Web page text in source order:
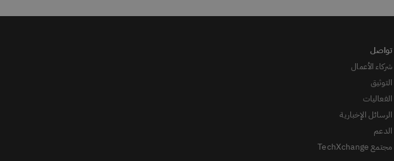
شركاء الأعمال
التوثيق
الفعاليات
الرسائل الإخبارية
الدعم
مجتمع TechXchange